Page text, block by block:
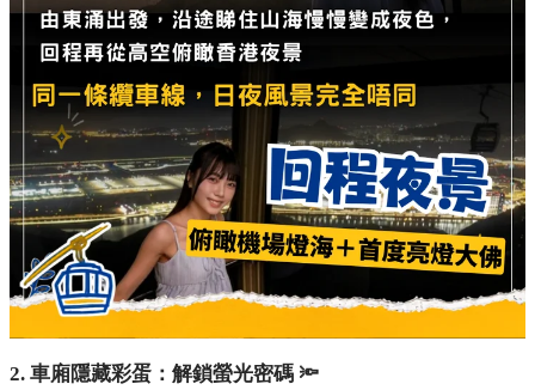
2. 車廂隱藏彩蛋：解鎖螢光密碼 🔦